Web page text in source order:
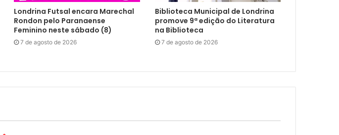
Londrina Futsal encara Marechal
Rondon pelo Paranaense
Feminino neste sábado (8)
7 de agosto de 2026
Biblioteca Municipal de Londrina
promove 9ª edição do Literatura
na Biblioteca
7 de agosto de 2026